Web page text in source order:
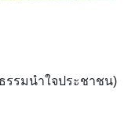
รรมนำใจประชาชน)